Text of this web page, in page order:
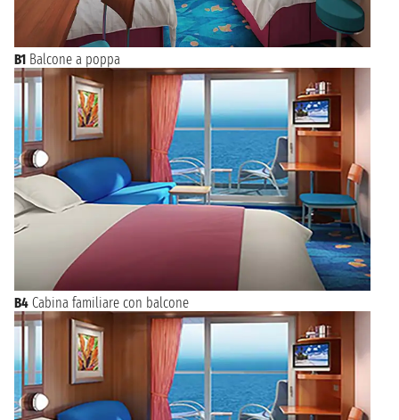
B1 Balcone a poppa
B4 Cabina familiare con balcone